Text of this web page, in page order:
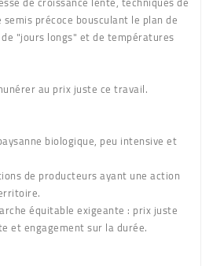
précoce bousculant le plan de
"jours longs" et de températures
au prix juste ce travail.
biologique, peu intensive et
de producteurs ayant une action
équitable exigeante : prix juste
et engagement sur la durée.